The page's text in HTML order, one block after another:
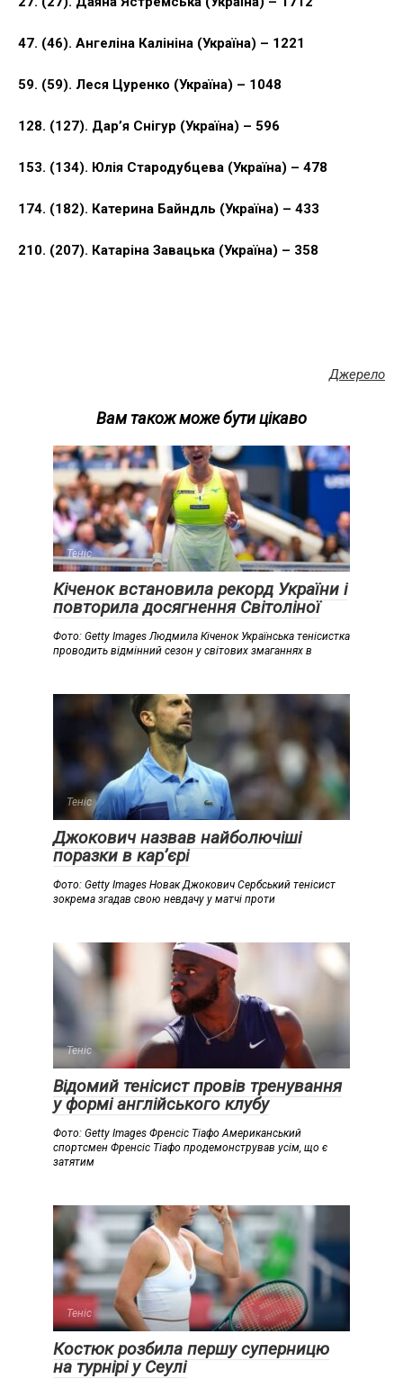
47. ​​(46). Ангеліна Калініна (Україна) – 1221
59. (59). Леся Цуренко (Україна) – 1048
128. (127). Дар’я Снігур (Україна) – 596
153. (134). Юлія Стародубцева (Україна) – 478
174. (182). Катерина Байндль (Україна) – 433
210. (207). Катаріна Завацька (Україна) – 358
Джерело
Вам також може бути цікаво
Теніс
Кіченок встановила рекорд України і
повторила досягнення Світоліної
Фото: Getty Images Людмила Кіченок Українська тенісистка
проводить відмінний сезон у світових змаганнях в
Теніс
Джокович назвав найболючіші
поразки в кар’єрі
Фото: Getty Images Новак Джокович Сербський тенісист
зокрема згадав свою невдачу у матчі проти
Теніс
Відомий тенісист провів тренування
у формі англійського клубу
Фото: Getty Images Френсіс Тіафо Американський
спортсмен Френсіс Тіафо продемонстрував усім, що є
затятим
Теніс
Костюк розбила першу суперницю
на турнірі у Сеулі